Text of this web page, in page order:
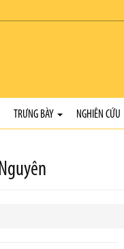
TRƯNG BÀY NGHIÊN CỨU